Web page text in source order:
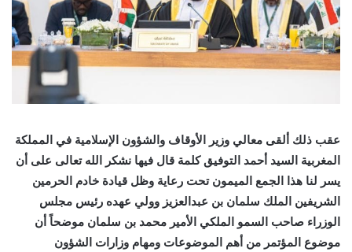
عقب ذلك ألقى معالي وزير الأوقاف والشؤون الإسلامية في المملكة
المغربية السيد أحمد التوفيق كلمة قال فيها نشكر الله تعالى على أن
يسر لنا هذا الجمع الميمون تحت رعاية وظل قيادة خادم الحرمين
الشريفين الملك سلمان بن عبدالعزيز وولي عهده رئيس مجلس
الوزراء صاحب السمو الملكي الأمير محمد بن سلمان موضحاً أن
موضوع المؤتمر من أهم الموضوعات ومهام وزارات الشؤون